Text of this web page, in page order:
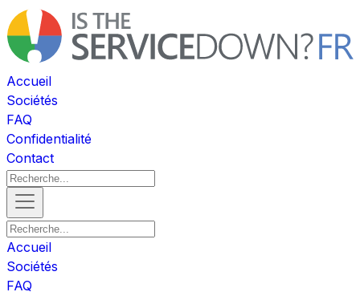
Accueil
Sociétés
FAQ
Confidentialité
Contact
Accueil
Sociétés
FAQ